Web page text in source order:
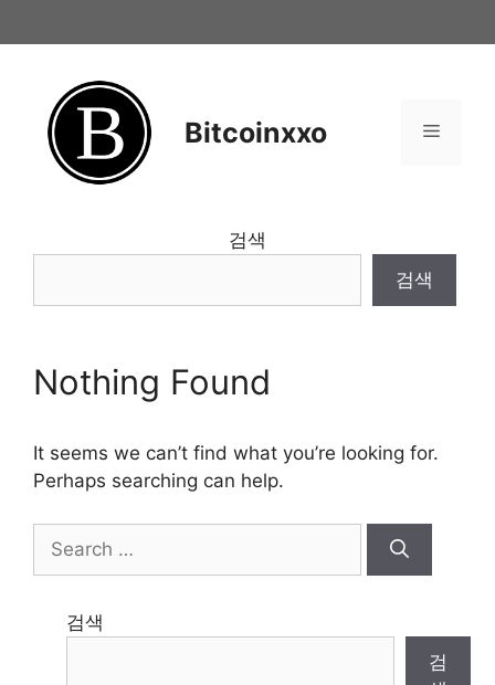
to
Bitcoinxxo Menu
검색
검색
Nothing Found
It seems we can’t find what you’re looking for.
Perhaps searching can help.
for:
검색
검